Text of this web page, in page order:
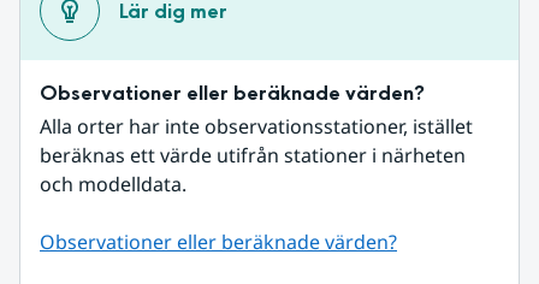
Lär dig mer
Observationer eller beräknade värden?
Alla orter har inte observationsstationer, istället
beräknas ett värde utifrån stationer i närheten
och modelldata.
Observationer eller beräknade värden?